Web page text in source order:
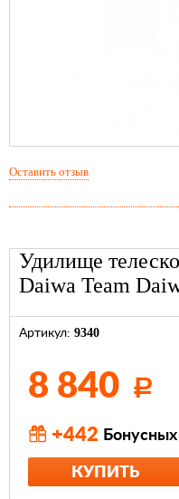
Удилище
Daiwa Team
Артикул: 9340
8 840 Р
+442
КУПИТЬ
Оставить отзыв